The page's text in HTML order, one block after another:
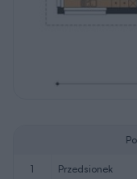
1 przedsionek